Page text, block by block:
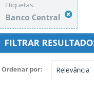
Etiquetas:
Banco Central
FILTRAR
Ordenar por